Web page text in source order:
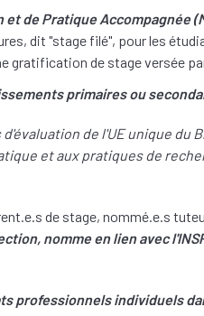
de Pratique Accompagnée
dit "stage filé", pour les
gratification de stage versée
primaires ou
de l'UE unique du
et aux pratiques de
de stage, nommé.e.s
nomme en lien avec
professionnels individuels